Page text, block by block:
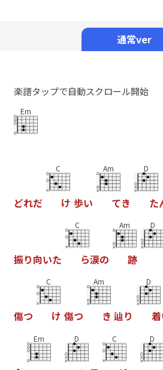
通常ver
楽譜タップで自動スクロール開始
Em
どれだ
C
け 歩い
Am
てき
D
た
振り向いた
C
ら涙の
Am
跡
D
傷つ
C
け 傷つ
Am
き 辿り
D
着
Em D C D